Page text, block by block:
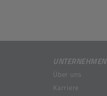
UNTERNEHMEN
Über uns
Karriere